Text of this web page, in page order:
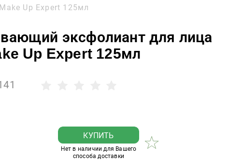
Up Expert 125мл
эксфолиант для лица
Up Expert 125мл
КУПИТЬ
Нет в наличии для Вашего
способа доставки